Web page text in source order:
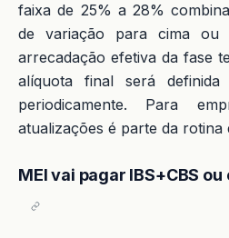
faixa de 25% a 28%
de variação para cima ou
arrecadação efetiva da fase
alíquota final será
periodicamente. Para
atualizações é parte da rotina
MEI vai pagar IBS+CBS